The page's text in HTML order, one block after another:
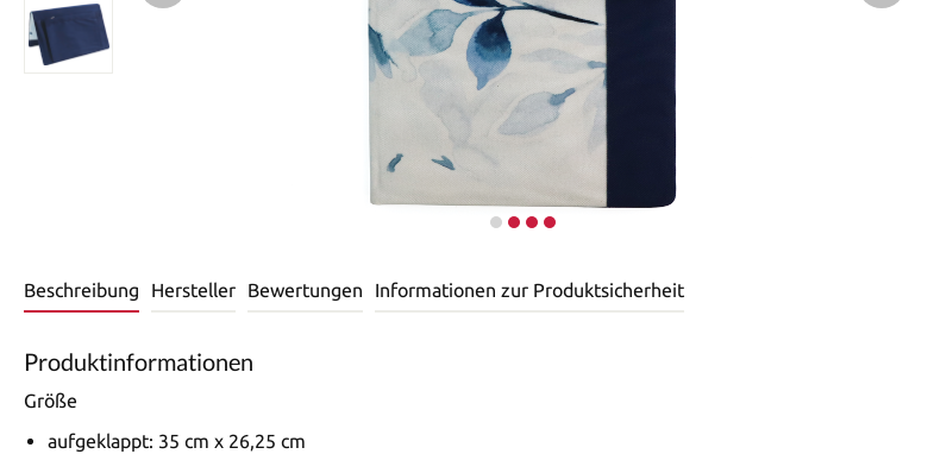
Beschreibung Hersteller Bewertungen Informationen zur Produktsicherheit
Produktinformationen
Größe
aufgeklappt: 35 cm x 26,25 cm